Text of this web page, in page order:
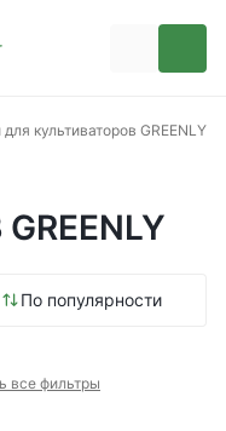
культиваторов GREENLY
По популярности
все фильтры